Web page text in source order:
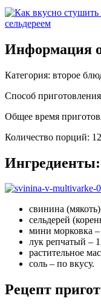
Информация
Категория: второе
Способ приготовления
Общее время
Количество порций: 12
Ингредиенты:
свинина
сельдерей
мини морковка –
лук репчатый –
растительное
соль – по вкусу.
Рецепт